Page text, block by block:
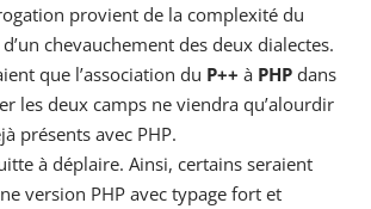
provient de la complexité du
chevauchement des deux dialectes.
que l’association du P++ à PHP dans
les deux camps ne viendra qu’alourdir
présents avec PHP.
à déplaire. Ainsi, certains seraient
version PHP avec typage fort et